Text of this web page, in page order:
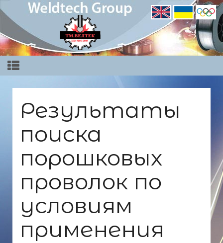
Результаты
поиска
порошковых
проволок по
условиям
применения